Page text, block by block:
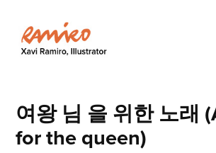
여왕 님 을 위한 노래
for the queen)